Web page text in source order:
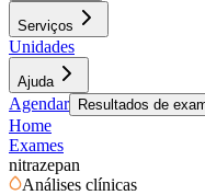
Serviços
Unidades
Ajuda
Agendar Resultados de
Home
Exames
nitrazepan
Análises clínicas